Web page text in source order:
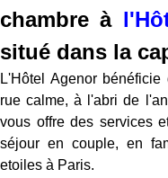
chambre à
situé dans la
L'Hôtel Agenor
rue calme, à l'abri de
vous offre des services
séjour en couple, en
etoiles à Paris.